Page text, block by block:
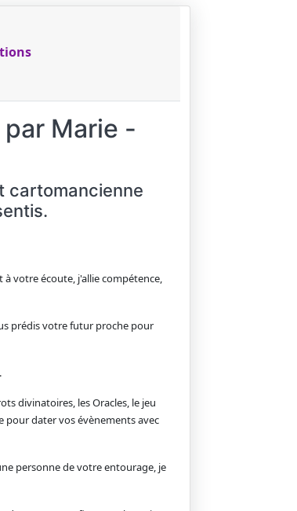
Marie -
cartomancienne
à votre écoute, j'allie compétence,
prédis votre futur proche pour
divinatoires, les Oracles, le jeu
pour dater vos évènements avec
personne de votre entourage, je